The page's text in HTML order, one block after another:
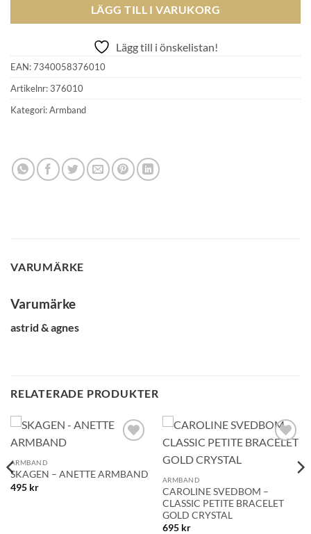
LÄGG TILL I VARUKORG
Lägg till i önskelistan!
EAN:7340058376010
Artikelnr: 376010
Kategori:Armband
VARUMÄRKE
Varumärke
astrid & agnes
RELATERADE PRODUKTER
ARMBAND
SKAGEN – ANETTE ARMBAND
495 kr
ARMBAND
CAROLINE SVEDBOM –
CLASSIC PETITE BRACELET
GOLD CRYSTAL
695 kr
GLENSIA KUNDKLUBB
BLI MEDLEM